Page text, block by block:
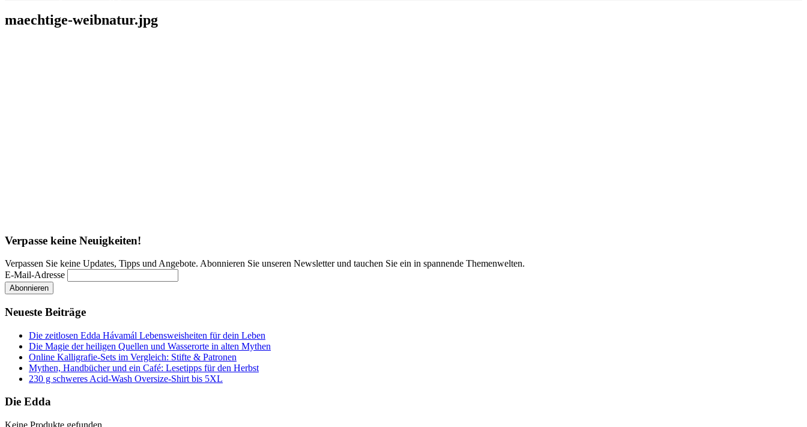
maechtige-weibnatur.jpg
Verpasse keine Neuigkeiten!
Verpassen Sie keine Updates, Tipps und Angebote. Abonnieren Sie unseren Newsletter und tauchen Sie ein in spannende Themenwelten.
E-Mail-Adresse
Neueste Beiträge
Die zeitlosen Edda Hávamál Lebensweisheiten für dein Leben
Die Magie der heiligen Quellen und Wasserorte in alten Mythen
Online Kalligrafie‑Sets im Vergleich: Stifte & Patronen
Mythen, Handbücher und ein Café: Lesetipps für den Herbst
230 g schweres Acid-Wash Oversize-Shirt bis 5XL
Die Edda